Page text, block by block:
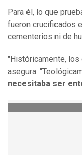
Para él, lo que
fueron crucificados
cementerios ni de
"Históricamente, los
asegura.
necesitaba ser